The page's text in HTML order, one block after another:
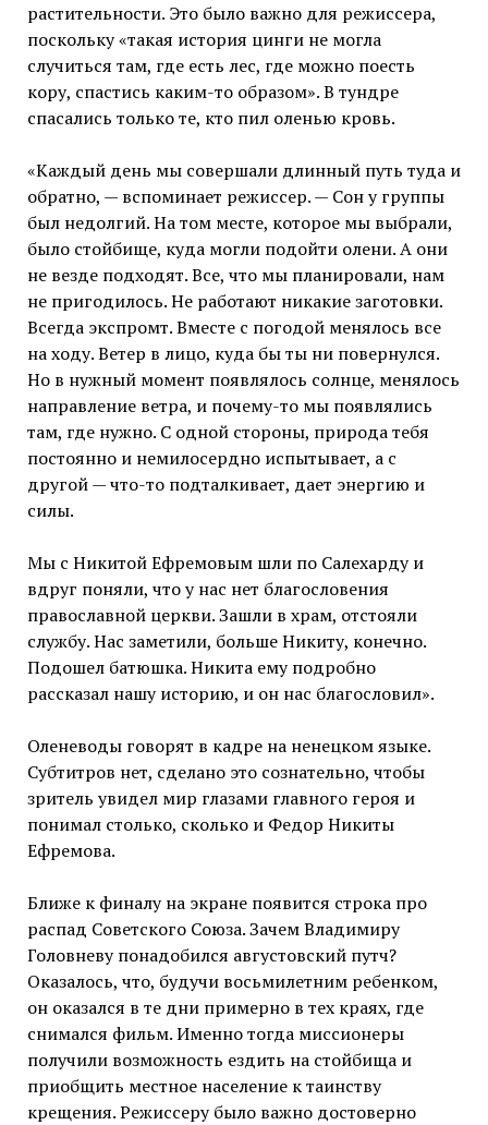
растительности. Это было важно для режиссера,
поскольку «такая история цинги не могла
случиться там, где есть лес, где можно поесть
кору, спастись каким-то образом». В тундре
спасались только те, кто пил оленью кровь.
«Каждый день мы совершали длинный путь туда и
обратно, — вспоминает режиссер. — Сон у группы
был недолгий. На том месте, которое мы выбрали,
было стойбище, куда могли подойти олени. А они
не везде подходят. Все, что мы планировали, нам
не пригодилось. Не работают никакие заготовки.
Всегда экспромт. Вместе с погодой менялось все
на ходу. Ветер в лицо, куда бы ты ни повернулся.
Но в нужный момент появлялось солнце, менялось
направление ветра, и почему-то мы появлялись
там, где нужно. С одной стороны, природа тебя
постоянно и немилосердно испытывает, а с
другой — что-то подталкивает, дает энергию и
силы.
Мы с Никитой Ефремовым шли по Салехарду и
вдруг поняли, что у нас нет благословения
православной церкви. Зашли в храм, отстояли
службу. Нас заметили, больше Никиту, конечно.
Подошел батюшка. Никита ему подробно
рассказал нашу историю, и он нас благословил».
Оленеводы говорят в кадре на ненецком языке.
Субтитров нет, сделано это сознательно, чтобы
зритель увидел мир глазами главного героя и
понимал столько, сколько и Федор Никиты
Ефремова.
Ближе к финалу на экране появится строка про
распад Советского Союза. Зачем Владимиру
Головневу понадобился августовский путч?
Оказалось, что, будучи восьмилетним ребенком,
он оказался в те дни примерно в тех краях, где
снимался фильм. Именно тогда миссионеры
получили возможность ездить на стойбища и
приобщить местное население к таинству
крещения. Режиссеру было важно достоверно